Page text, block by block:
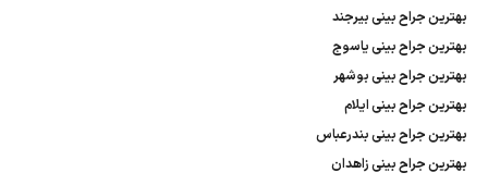
بهترین جراح بینی بیرجند
بهترین جراح بینی یاسوج
بهترین جراح بینی بوشهر
بهترین جراح بینی ایلام
بهترین جراح بینی بندرعباس
بهترین جراح بینی زاهدان